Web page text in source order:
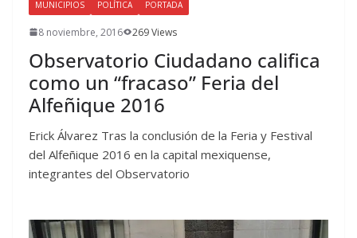
MUNICIPIOS POLÍTICA PORTADA
8 noviembre, 2016 269 Views
Observatorio Ciudadano califica
como un “fracaso” Feria del
Alfeñique 2016
Erick Álvarez Tras la conclusión de la Feria y Festival
del Alfeñique 2016 en la capital mexiquense,
integrantes del Observatorio